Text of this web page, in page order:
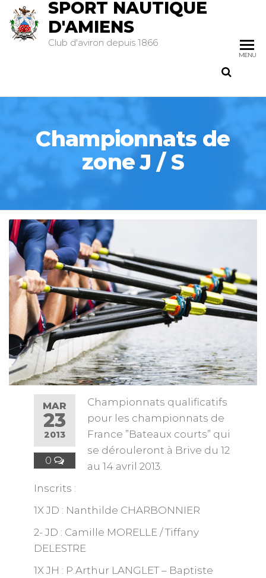
SPORT NAUTIQUE
D'AMIENS
Club d'aviron depuis 1866
MENU
Championnats de
zone J / S
MAR
23
2013
0
Championnats qualificatifs
pour les championnats de
France ”Bateaux courts” qui
se dérouleront à Brive du 12
au 14 avril 2013.
Inscrits :
1X JD : Nanthilde CHARBONNIER
2- JD : Camille MORELLE / Tiffany
DELESTRE
1X JH : P.Arthur LANGLET – Baptiste